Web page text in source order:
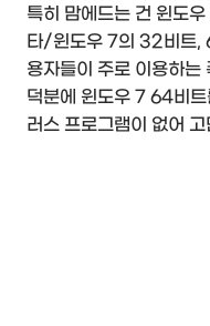
특히 맘에드는 건 윈도
타/윈도우 7의 32비트,
용자들이 주로 이용하는
덕분에 윈도우 7 64비트
러스 프로그램이 없어